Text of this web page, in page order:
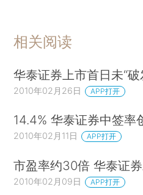
相关阅读
华泰证券上市首日未“破
2010年02月26日 APP打开
14.4% 华泰证券中签率
2010年02月11日 APP打开
市盈率约30倍 华泰证
2010年02月09日 APP打开